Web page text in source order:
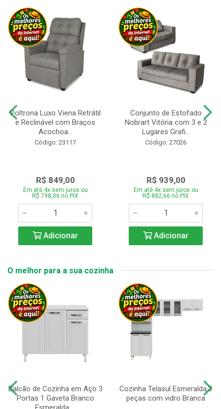
Poltrona Luxo Viena Retrátil
e Reclinável com Braços
Acochoa...
Código: 23117
R$ 849,00
Em até 4x sem juros ou
R$ 798,06 no PIX
Adicionar
Conjunto de Estofado
Nobrart Vitória com 3 e 2
Lugares Grafi...
Código: 27026
R$ 939,00
Em até 4x sem juros ou
R$ 882,66 no PIX
Adicionar
O melhor para a sua cozinha
Balcão de Cozinha em Aço 3
Portas 1 Gaveta Branco
Cozinha Telasul Esmeralda.3
peças com vidro Branca